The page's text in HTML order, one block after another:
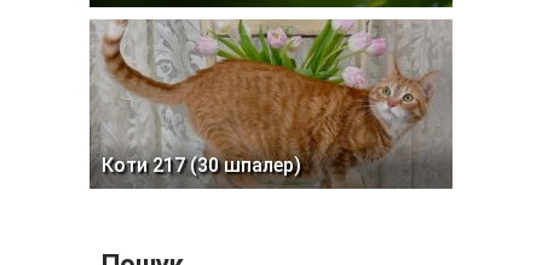
Коти 217 (30 шпалер)